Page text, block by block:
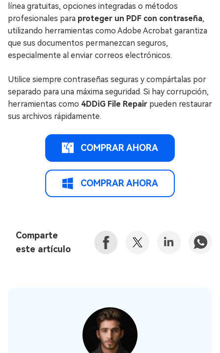
línea gratuitas, opciones integradas o métodos
profesionales para proteger un PDF con contraseña,
utilizando herramientas como Adobe Acrobat garantiza
que sus documentos permanezcan seguros,
especialmente al enviar correos electrónicos.
Utilice siempre contraseñas seguras y compártalas por
separado para una máxima seguridad. Si hay corrupción,
herramientas como 4DDiG File Repair pueden restaurar
sus archivos rápidamente.
COMPRAR AHORA
COMPRAR AHORA
Comparte
este artículo